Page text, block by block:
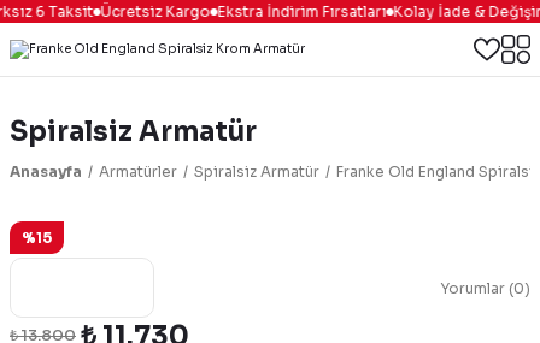
6 Taksit Ücretsiz Kargo Ekstra İndirim Fırsatları Kolay İade & Değişim
Spiralsiz Armatür
Anasayfa Armatürler Spiralsiz Armatür Franke Old England
%15
Yorumlar (0)
₺ 13.800 ₺ 11.730